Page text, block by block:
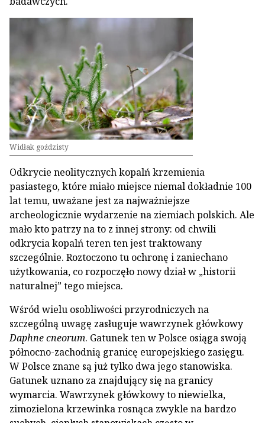
Widłak goździsty
Odkrycie neolitycznych kopalń krzemienia
pasiastego, które miało miejsce niemal dokładnie 100
lat temu, uważane jest za najważniejsze
archeologicznie wydarzenie na ziemiach polskich. Ale
mało kto patrzy na to z innej strony: od chwili
odkrycia kopalń teren ten jest traktowany
szczególnie. Roztoczono tu ochronę i zaniechano
użytkowania, co rozpoczęło nowy dział w „historii
naturalnej” tego miejsca.
Wśród wielu osobliwości przyrodniczych na
szczególną uwagę zasługuje wawrzynek główkowy
Daphne cneorum. Gatunek ten w Polsce osiąga swoją
północno-zachodnią granicę europejskiego zasięgu.
W Polsce znane są już tylko dwa jego stanowiska.
Gatunek uznano za znajdujący się na granicy
wymarcia. Wawrzynek główkowy to niewielka,
zimozielona krzewinka rosnąca zwykle na bardzo